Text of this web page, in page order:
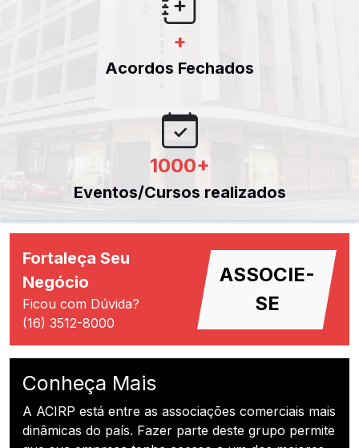
+
Acordos Fechados
1000+
Eventos/Cursos realizados
Fortaleça Seu
Negócio
Ficou com Dúvida?
(16) 3512-8000
ASSOCIE-
SE
Conheça Mais
A ACIRP está entre as associações comerciais mais
dinâmicas do país. Fazer parte deste grupo permite